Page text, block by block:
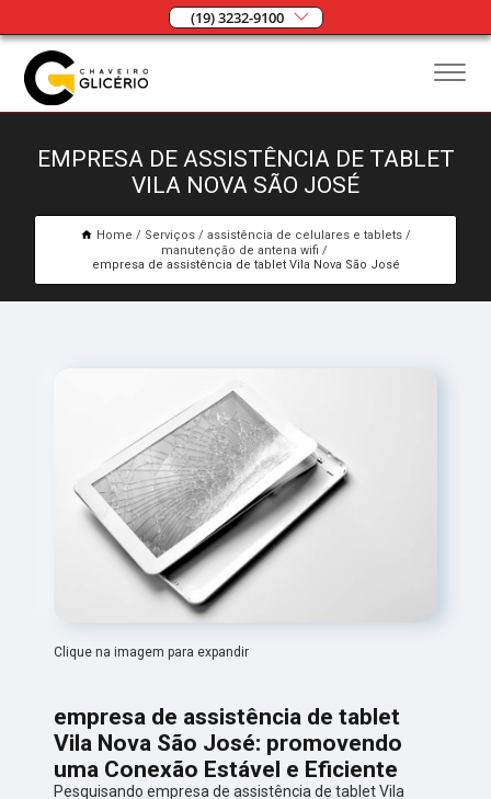
(19) 3232-9100
EMPRESA DE ASSISTÊNCIA DE TABLET
VILA NOVA SÃO JOSÉ
Home Serviços
assistência de celulares e tablets
manutenção de antena wifi
empresa de assistência de tablet Vila Nova São José
Clique na imagem para expandir
empresa de assistência de tablet
Vila Nova São José: promovendo
uma Conexão Estável e Eficiente
Pesquisando empresa de assistência de tablet Vila